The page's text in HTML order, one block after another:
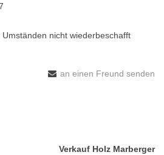
nicht wiederbeschafft
an einen Freund senden
Verkauf Holz Marberger